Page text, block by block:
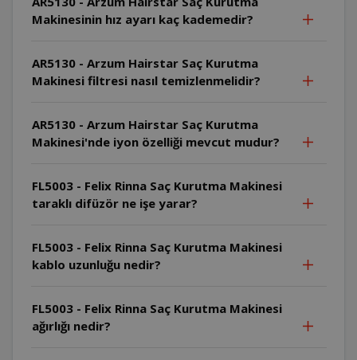
Makinesinin hız ayarı kaç kademedir?
AR5130 - Arzum Hairstar Saç Kurutma
Makinesi filtresi nasıl temizlenmelidir?
AR5130 - Arzum Hairstar Saç Kurutma
Makinesi'nde iyon özelliği mevcut mudur?
FL5003 - Felix Rinna Saç Kurutma Makinesi
taraklı difüzör ne işe yarar?
FL5003 - Felix Rinna Saç Kurutma Makinesi
kablo uzunluğu nedir?
FL5003 - Felix Rinna Saç Kurutma Makinesi
ağırlığı nedir?